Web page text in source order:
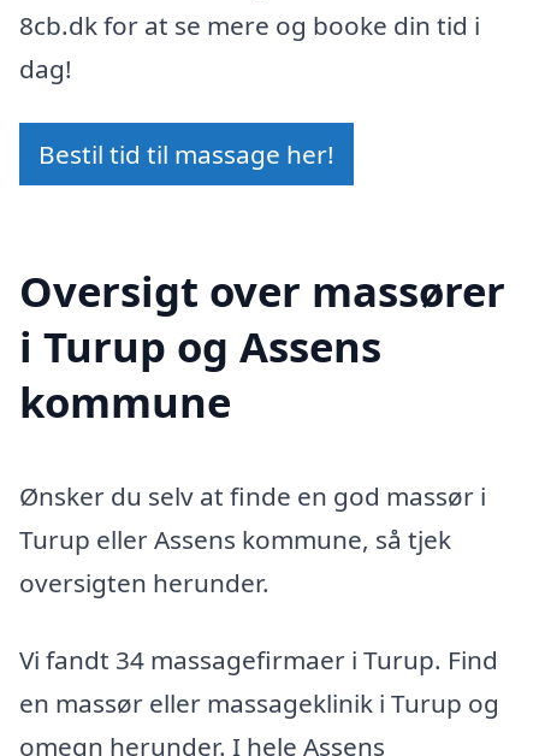
8cb.dk for at se mere og booke din tid i
dag!
Bestil tid til massage her!
Oversigt over massører
i Turup og Assens
kommune
Ønsker du selv at finde en god massør i
Turup eller Assens kommune, så tjek
oversigten herunder.
Vi fandt 34 massagefirmaer i Turup. Find
en massør eller massageklinik i Turup og
omegn herunder. I hele Assens